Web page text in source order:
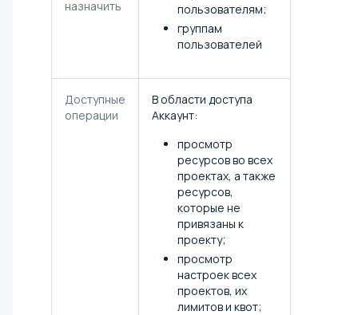
назначить
пользователям;
группам
пользователей
Доступные
операции
В области доступа
Аккаунт:
просмотр
ресурсов во всех
проектах, а также
ресурсов,
которые не
привязаны к
проекту;
просмотр
настроек всех
проектов, их
лимитов и квот;